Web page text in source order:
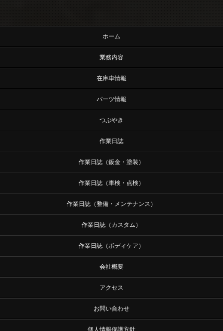
ホーム
業務内容
在庫車情報
パーツ情報
つぶやき
作業日誌
作業日誌（鈑金・塗装）
作業日誌（車検・点検）
作業日誌（整備・メンテナンス）
作業日誌（カスタム）
作業日誌（ボディケア）
会社概要
アクセス
お問い合わせ
個人情報保護方針